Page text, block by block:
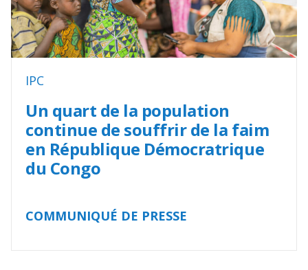
IPC
Un quart de la population
continue de souffrir de la faim
en République Démocratrique
du Congo
COMMUNIQUÉ DE PRESSE